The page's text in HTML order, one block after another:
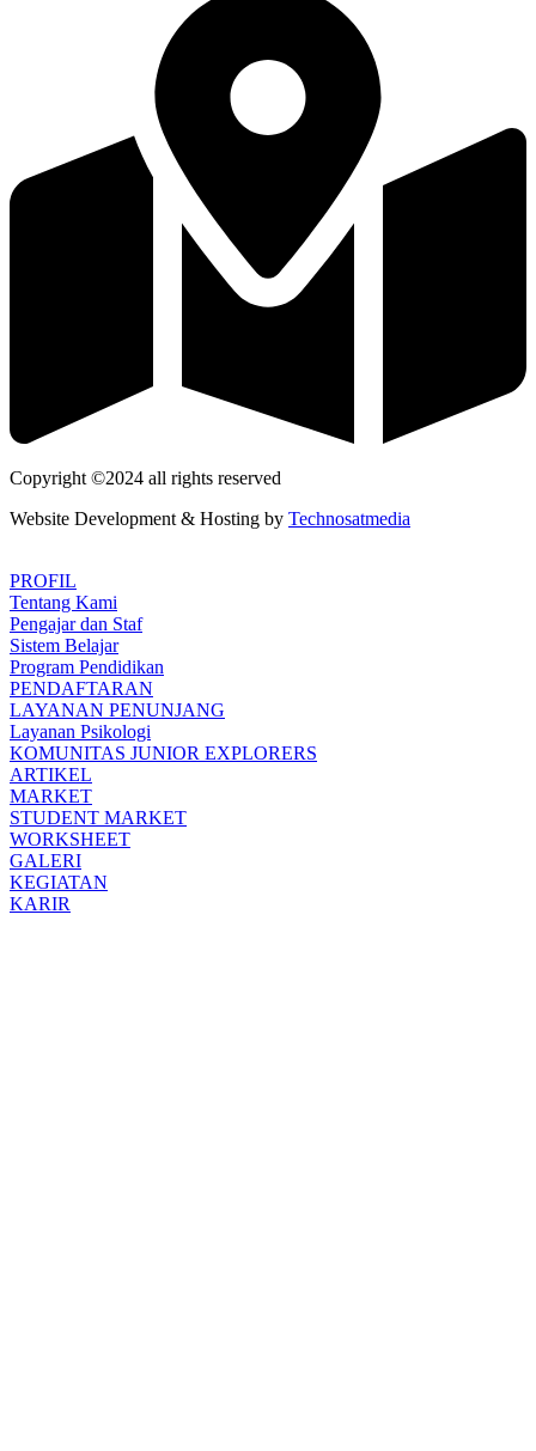
Copyright ©2024 all rights reserved
Website Development & Hosting by Technosatmedia
PROFIL
Tentang Kami
Pengajar dan Staf
Sistem Belajar
Program Pendidikan
PENDAFTARAN
LAYANAN PENUNJANG
Layanan Psikologi
KOMUNITAS JUNIOR EXPLORERS
ARTIKEL
MARKET
STUDENT MARKET
WORKSHEET
GALERI
KEGIATAN
KARIR